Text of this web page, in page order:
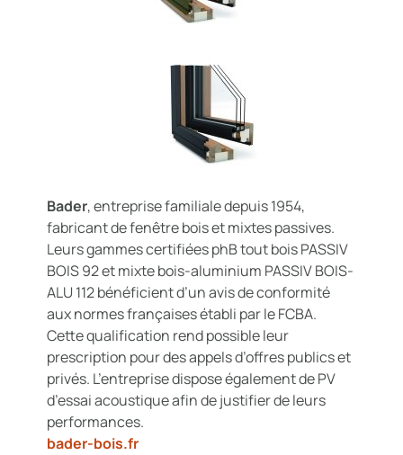
Bader, entreprise familiale depuis 1954,
fabricant de fenêtre bois et mixtes passives.
Leurs gammes certifiées phB tout bois PASSIV
BOIS 92 et mixte bois-aluminium PASSIV BOIS-
ALU 112 bénéficient d’un avis de conformité
aux normes françaises établi par le FCBA.
Cette qualification rend possible leur
prescription pour des appels d’offres publics et
privés. L’entreprise dispose également de PV
d’essai acoustique afin de justifier de leurs
performances.
bader-bois.fr